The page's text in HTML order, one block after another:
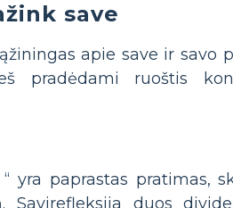
save
apie save ir savo
pradėdami ruoštis
“ yra paprastas pratimas,
Savirefleksija duos